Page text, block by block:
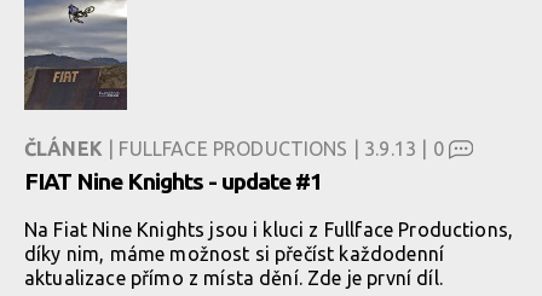
ČLÁNEK | FULLFACE PRODUCTIONS | 3.9.13 | 0
FIAT Nine Knights - update #1
Na Fiat Nine Knights jsou i kluci z Fullface Productions,
díky nim, máme možnost si přečíst každodenní
aktualizace přímo z místa dění. Zde je první díl.